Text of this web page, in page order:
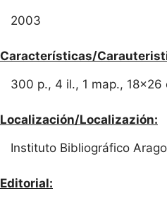
2003
Características/
300 p., 4 il., 1 map., 18x26
Localización/Localizazión:
Instituto Bibliográfico
Editorial: